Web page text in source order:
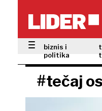
biznis i
politika
#tečaj